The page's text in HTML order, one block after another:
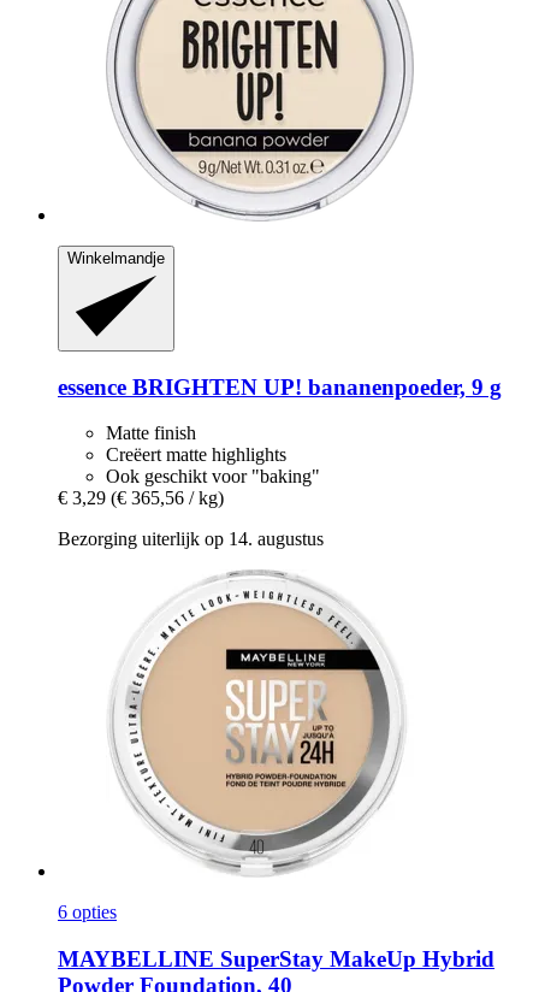
Winkelmandje
essence BRIGHTEN UP! bananenpoeder, 9 g
Matte finish
Creëert matte highlights
Ook geschikt voor "baking"
€ 3,29 (€ 365,56 / kg)
Bezorging uiterlijk op 14. augustus
6 opties
MAYBELLINE SuperStay MakeUp Hybrid
Powder Foundation, 40